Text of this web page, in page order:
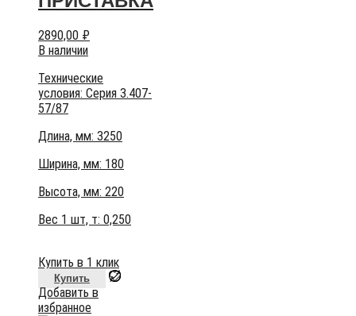
2890,00 ₽
В наличии
Технические
условия: Серия 3.407-
57/87
Длина, мм: 3250
Ширина, мм: 180
Высота, мм: 220
Вес 1 шт, т: 0,250
Купить в 1 клик
Купить
Добавить в
избранное